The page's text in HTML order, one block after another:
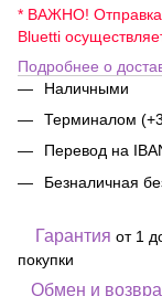
* ВАЖНО! Отправка
Bluetti
Подробнее о
Наличными
Терминалом
Перевод на
Безналичная
Гарантия от 1
покупки
Обмен и